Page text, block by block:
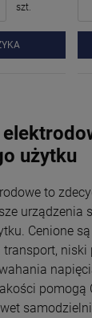
szt.
użytku
to
urządzenia
Cenione
transport,
pomogą